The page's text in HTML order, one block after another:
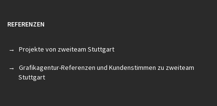
REFERENZEN
Projekte von zweiteam Stuttgart
Grafikagentur-Referenzen und Kundenstimmen zu zweiteam
Stuttgart